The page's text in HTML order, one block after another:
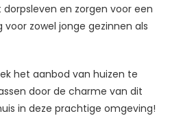
en zorgen voor een
zowel jonge gezinnen als
het aanbod van huizen te
door de charme van dit
in deze prachtige omgeving!